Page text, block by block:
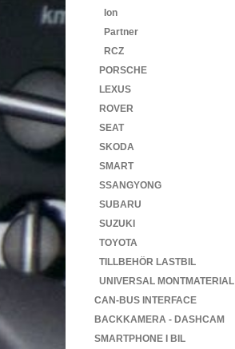
Ion
Partner
RCZ
PORSCHE
LEXUS
ROVER
SEAT
SKODA
SMART
SSANGYONG
SUBARU
SUZUKI
TOYOTA
TILLBEHÖR LASTBIL
UNIVERSAL MONTMATERIAL
CAN-BUS INTERFACE
BACKKAMERA - DASHCAM
SMARTPHONE I BIL